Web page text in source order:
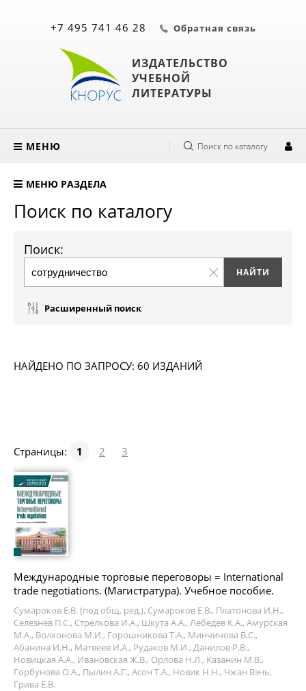
ИЗДАТЕЛЬСТВО
УЧЕБНОЙ
ЛИТЕРАТУРЫ
+7 495 741 46 28 Обратная связь
МЕНЮ Поиск по каталогу
МЕНЮ РАЗДЕЛА
Поиск по каталогу
Поиск:
Расширенный поиск
НАЙДЕНО ПО ЗАПРОСУ: 60 ИЗДАНИЙ
Страницы: 1 2 3
Международные торговые переговоры = International
trade negotiations. (Магистратура). Учебное пособие.
Сумароков Е.В. (под общ. ред.), Сумароков Е.В., Платонова И.Н.,
Селезнев П.С., Стрелкова И.А., Шкута А.А., Лебедев К.А., Амурская
М.А., Волхонова М.И., Горошникова Т.А., Минчичова В.С.,
Абанина И.Н., Матвеев И.А., Рудаков М.И., Данилов Р.В.,
Новицкая А.А., Ивановская Ж.В., Орлова Н.Л., Казанин М.В.,
Горбунова О.А., Пылин А.Г., Асон Т.А., Новик Н.Н., Чжан Вэнь,
Грива Е.В.